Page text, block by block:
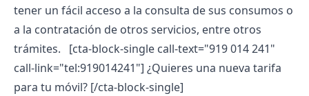
tener un fácil acceso a la consulta de sus consumos o
a la contratación de otros servicios, entre otros
trámites. [cta-block-single call-text="919 014 241"
call-link="tel:919014241"] ¿Quieres una nueva tarifa
para tu móvil? [/cta-block-single]